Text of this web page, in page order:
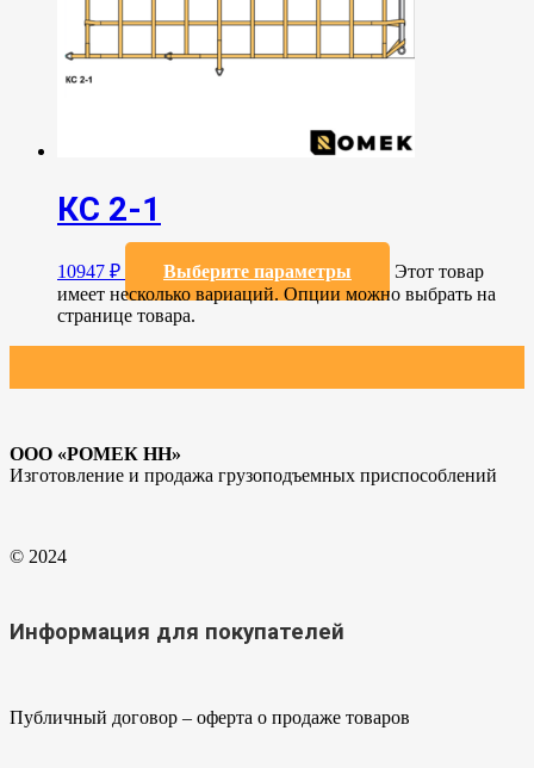
КС 2-1
10947 ₽ Выберите параметры
Этот товар
имеет несколько вариаций. Опции можно выбрать на
странице товара.
ООО «РОМЕК НН»
Изготовление и продажа грузоподъемных приспособлений
© 2024
Информация для покупателей
Публичный договор – оферта о продаже товаров